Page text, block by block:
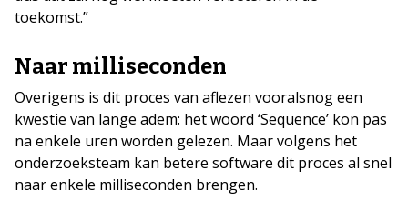
toekomst.”
Naar milliseconden
Overigens is dit proces van aflezen vooralsnog een
kwestie van lange adem: het woord ‘Sequence’ kon pas
na enkele uren worden gelezen. Maar volgens het
onderzoeksteam kan betere software dit proces al snel
naar enkele milliseconden brengen.